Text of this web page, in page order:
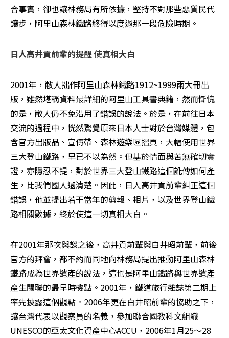
合事實，卻也讓林務局有所依據，堅持不對那些惡質民代
讓步，阿里山森林鐵路終得以度過那一段危險時期。
日人高井貢前輩的提醒 使真相大白
2001年，敝人拙作阿里山森林鐵路1912~1999兩大冊出
版，雖然堪稱資料最詳細的阿里山工具書典籍，然而慚愧
的是，敝人仍不免沿用了錯誤的說法。於是，在前往日本
交流的過程中，恍然驚覺原來日本人士對於台灣媒體，包
含官方出版品、宣傳帶、森林遊樂區摺頁，大幅使用世界
三大登山鐵路，早已不以為然。但基於情面與苦無確切實
證，亦隱忍不提，對於世界三大登山鐵路這個訛傳如何產
生，比我們國人還清楚。因此，日人高井貢前輩糾正這個
錯誤，他並提出若干當年的剪報、相片，以及世界登山鐵
路相關數據，終於使這一切真相大白。
在2001年那次與談之後，高井貢前輩與白井昭前輩，前後
官方的拜會，都不約而同地向林務局提出推動阿里山森林
鐵路成為世界遺產的說法，這也是阿里山鐵路與世界遺產
產生關聯的最早時機點。2001年，鐵道旅行雜誌第二期上
率先披露這個觀點。2006年更在白井昭前輩的協助之下，
讓台灣代表以觀察員的名義，參加聯合國教科文組織
UNESCO的亞太文化資產中心ACCU，2006年1月25～28